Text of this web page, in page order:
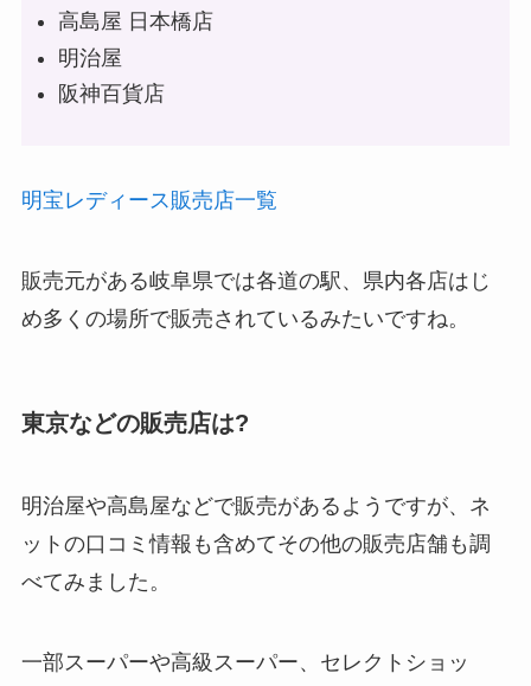
高島屋 日本橋店
明治屋
阪神百貨店
明宝レディース販売店一覧
販売元がある岐阜県では各道の駅、県内各店はじ
め多くの場所で販売されているみたいですね。
東京などの販売店は?
明治屋や高島屋などで販売があるようですが、ネ
ットの口コミ情報も含めてその他の販売店舗も調
べてみました。
一部スーパーや高級スーパー、セレクトショッ